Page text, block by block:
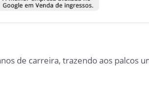
de carreira, trazendo aos palcos